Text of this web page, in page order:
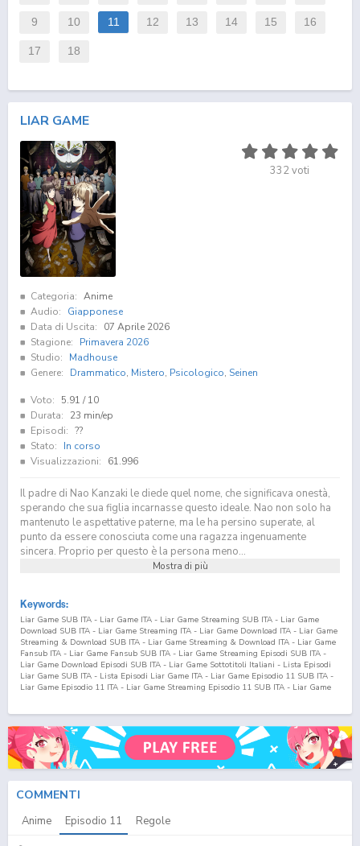
9 10 11 12 13 14 15 16
17 18
LIAR GAME
332voti
Categoria: Anime
Audio:
Giapponese
Data di Uscita:
07 Aprile 2026
Stagione:
Primavera 2026
Studio:
Madhouse
Genere:
Drammatico, Mistero, Psicologico, Seinen
Voto: 5.91 / 10
Durata:
23 min/ep
Episodi: ??
Stato:
In corso
Visualizzazioni:
61.996
Il padre di Nao Kanzaki le diede quel nome, che significava onestà,
sperando che sua figlia incarnasse questo ideale. Nao non solo ha
mantenuto le aspettative paterne, ma le ha persino superate, al
punto da essere conosciuta come una ragazza ingenuamente
sincera. Proprio per questo è la persona meno...
Mostra di più
Keywords:
Liar Game SUB ITA - Liar Game ITA - Liar Game Streaming SUB ITA - Liar Game
Download SUB ITA - Liar Game Streaming ITA - Liar Game Download ITA - Liar Game
Streaming & Download SUB ITA - Liar Game Streaming & Download ITA - Liar Game
Fansub ITA - Liar Game Fansub SUB ITA - Liar Game Streaming Episodi SUB ITA -
Liar Game Download Episodi SUB ITA - Liar Game Sottotitoli Italiani - Lista Episodi
Liar Game SUB ITA - Lista Episodi Liar Game ITA - Liar Game Episodio 11 SUB ITA -
Liar Game Episodio 11 ITA - Liar Game Streaming Episodio 11 SUB ITA - Liar Game
COMMENTI
Anime Episodio 11 Regole